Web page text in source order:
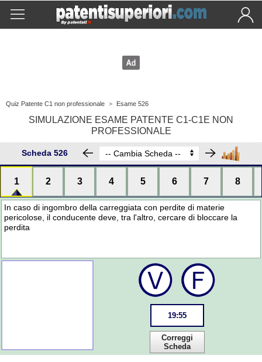
Quiz Patente C1 non professionale > Esame 526
SIMULAZIONE ESAME PATENTE C1-C1E NON
PROFESSIONALE
Scheda 526
1 2 3 4 5 6 7 8
In caso di ingombro della carreggiata con perdite di materie
pericolose, il conducente deve, tra l'altro, cercare di bloccare la
perdita
19:55
Correggi
Scheda